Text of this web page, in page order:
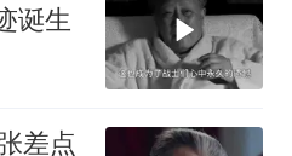
诞生
差点